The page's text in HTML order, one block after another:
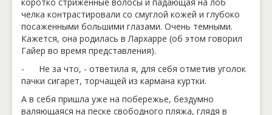
челка контрастировали со смуглой кожей и глубоко
посаженными большими глазами. Очень темными.
Кажется, она родилась в Лархарре (об этом говорил
Гайер во время представления).
- Не за что, - ответила я, для себя отметив уголок
пачки сигарет, торчащей из кармана куртки.
А в себя пришла уже на побережье, бездумно
валяющаяся на песке свободного пляжа, глядя в